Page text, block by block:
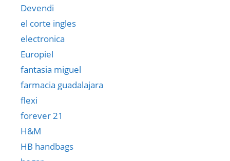
Devendi
el corte ingles
electronica
Europiel
fantasia miguel
farmacia guadalajara
flexi
forever 21
H&M
HB handbags